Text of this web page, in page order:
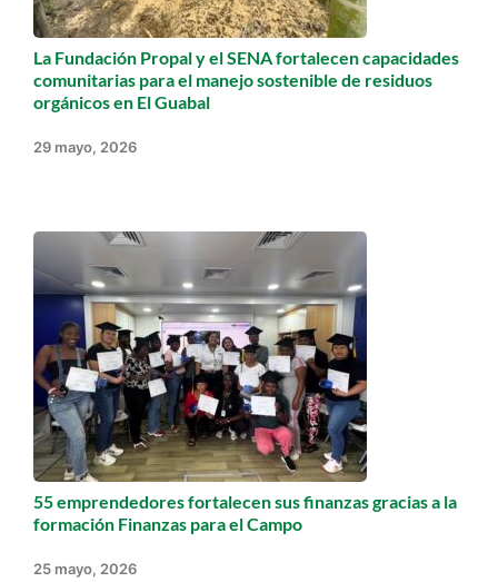
La Fundación Propal y el SENA fortalecen capacidades
comunitarias para el manejo sostenible de residuos
orgánicos en El Guabal
29 mayo, 2026
55 emprendedores fortalecen sus finanzas gracias a la
formación Finanzas para el Campo
25 mayo, 2026